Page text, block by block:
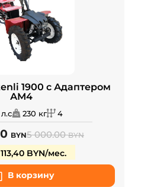
1900 с Адаптером
АМ4
230 кг 4
BYN5 000.00BYN
BYN/мес.
В корзину